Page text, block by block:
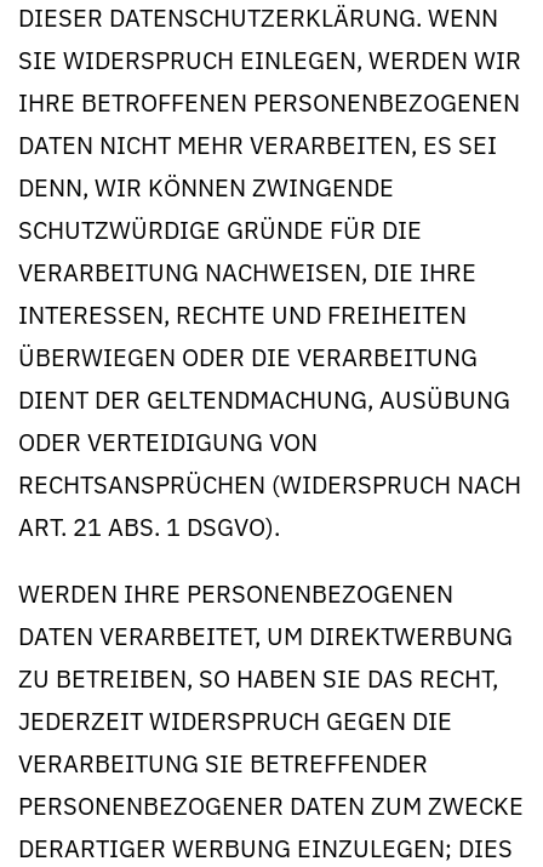
DIESER DATENSCHUTZERKLÄRUNG. WENN
SIE WIDERSPRUCH EINLEGEN, WERDEN WIR
IHRE BETROFFENEN PERSONENBEZOGENEN
DATEN NICHT MEHR VERARBEITEN, ES SEI
DENN, WIR KÖNNEN ZWINGENDE
SCHUTZWÜRDIGE GRÜNDE FÜR DIE
VERARBEITUNG NACHWEISEN, DIE IHRE
INTERESSEN, RECHTE UND FREIHEITEN
ÜBERWIEGEN ODER DIE VERARBEITUNG
DIENT DER GELTENDMACHUNG, AUSÜBUNG
ODER VERTEIDIGUNG VON
RECHTSANSPRÜCHEN (WIDERSPRUCH NACH
ART. 21 ABS. 1 DSGVO).
WERDEN IHRE PERSONENBEZOGENEN
DATEN VERARBEITET, UM DIREKTWERBUNG
ZU BETREIBEN, SO HABEN SIE DAS RECHT,
JEDERZEIT WIDERSPRUCH GEGEN DIE
VERARBEITUNG SIE BETREFFENDER
PERSONENBEZOGENER DATEN ZUM ZWECKE
DERARTIGER WERBUNG EINZULEGEN; DIES